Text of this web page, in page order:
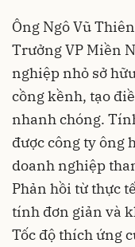
Ông Ngô Vũ
Trưởng VP Miền
nghiệp nhỏ sở
cồng kềnh, tạo
nhanh chóng.
được công ty ông
doanh nghiệp
Phản hồi từ thực
tính đơn giản và
Tốc độ thích ứng